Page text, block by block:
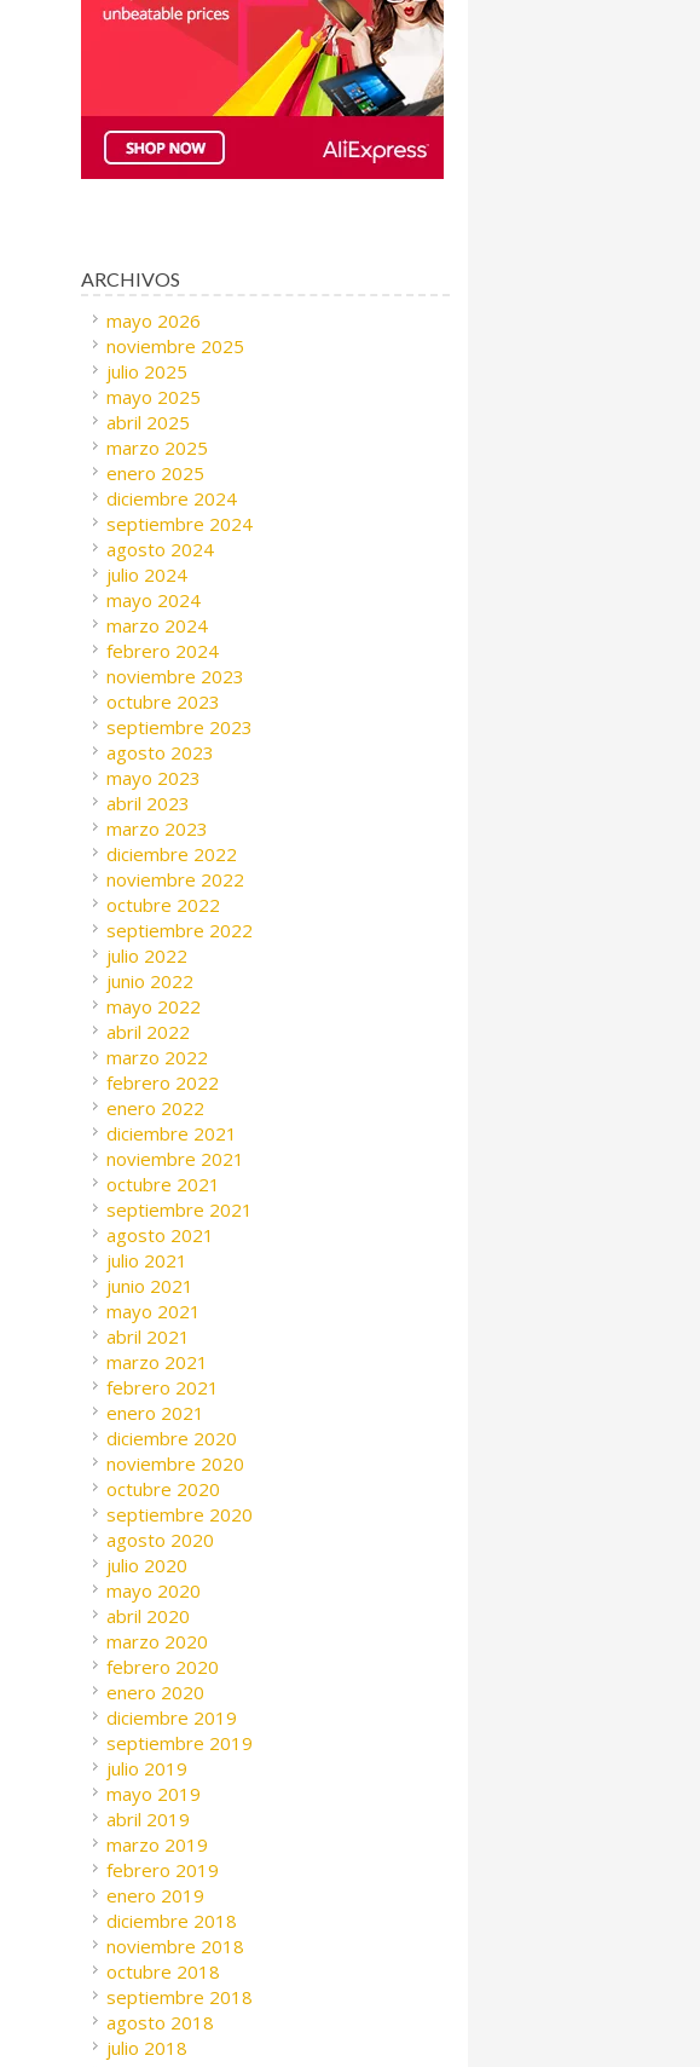
ARCHIVOS
mayo 2026
noviembre 2025
julio 2025
mayo 2025
abril 2025
marzo 2025
enero 2025
diciembre 2024
septiembre 2024
agosto 2024
julio 2024
mayo 2024
marzo 2024
febrero 2024
noviembre 2023
octubre 2023
septiembre 2023
agosto 2023
mayo 2023
abril 2023
marzo 2023
diciembre 2022
noviembre 2022
octubre 2022
septiembre 2022
julio 2022
junio 2022
mayo 2022
abril 2022
marzo 2022
febrero 2022
enero 2022
diciembre 2021
noviembre 2021
octubre 2021
septiembre 2021
agosto 2021
julio 2021
junio 2021
mayo 2021
abril 2021
marzo 2021
febrero 2021
enero 2021
diciembre 2020
noviembre 2020
octubre 2020
septiembre 2020
agosto 2020
julio 2020
mayo 2020
abril 2020
marzo 2020
febrero 2020
enero 2020
diciembre 2019
septiembre 2019
julio 2019
mayo 2019
abril 2019
marzo 2019
febrero 2019
enero 2019
diciembre 2018
noviembre 2018
octubre 2018
septiembre 2018
agosto 2018
julio 2018